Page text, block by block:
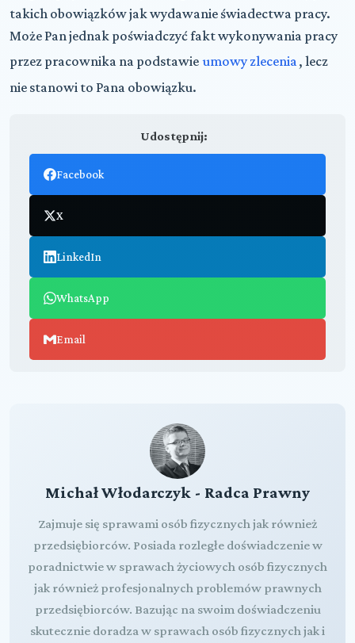
takich obowiązków jak wydawanie świadectwa pracy.
Może Pan jednak poświadczyć fakt wykonywania pracy
przez pracownika na podstawie umowy zlecenia , lecz
nie stanowi to Pana obowiązku.
Udostępnij:
Facebook
X
LinkedIn
WhatsApp
Email
Michał Włodarczyk - Radca Prawny
Zajmuje się sprawami osób fizycznych jak również
przedsiębiorców. Posiada rozległe doświadczenie w
poradnictwie w sprawach życiowych osób fizycznych
jak również profesjonalnych problemów prawnych
przedsiębiorców. Bazując na swoim doświadczeniu
skutecznie doradza w sprawach osób fizycznych jak i